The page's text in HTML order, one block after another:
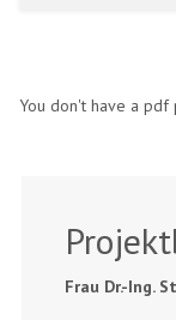
You don't have a
Frau Dr.-Ing.